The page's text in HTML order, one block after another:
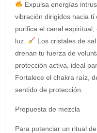
Expulsa energías
vibración dirigidos hacia ti
purifica el canal
luz.
Los cristales de
drenan tu fuerza de
protección activa, ideal
Fortalece el chakra raíz,
sentido de protección.
Propuesta de mezcla
Para potenciar un ritual